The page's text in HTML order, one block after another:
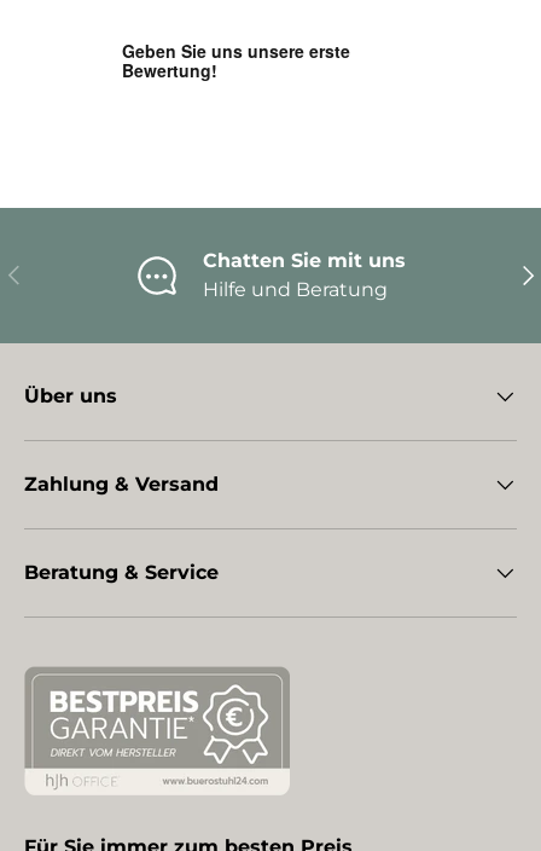
Vorherige
Chatten Sie mit uns
Hilfe und Beratung
Über uns
Zahlung & Versand
Beratung & Service